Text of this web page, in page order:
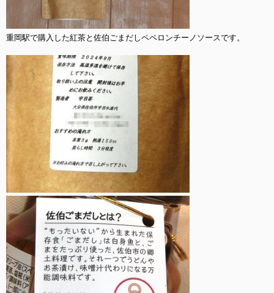
重岡駅で購入した紅茶と佐伯ごまだしペペロンチーノソースです。